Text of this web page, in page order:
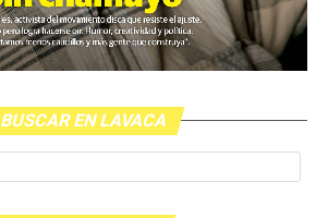
BUSCAR EN LAVACA